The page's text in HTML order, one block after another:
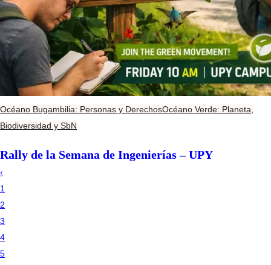
Océano Bugambilia: Personas y DerechosOcéano Verde: Planeta,
Biodiversidad y SbN
Rally de la Semana de Ingenierías – UPY
‹
1
2
3
4
5